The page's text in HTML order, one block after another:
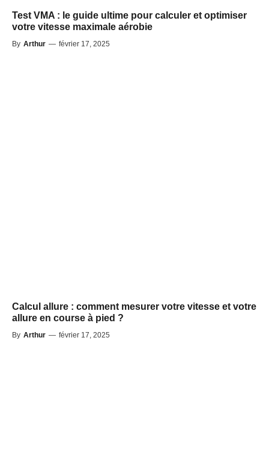
Test VMA : le guide ultime pour calculer et optimiser
votre vitesse maximale aérobie
By Arthur — février 17, 2025
Calcul allure : comment mesurer votre vitesse et votre
allure en course à pied ?
By Arthur — février 17, 2025